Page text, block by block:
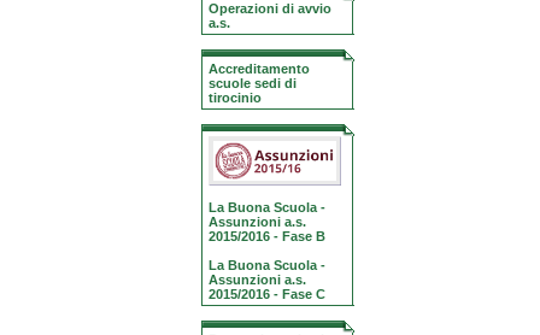
Operazioni di avvio
a.s.
Accreditamento
scuole sedi di
tirocinio
La Buona Scuola -
Assunzioni a.s.
2015/2016 - Fase B
La Buona Scuola -
Assunzioni a.s.
2015/2016 - Fase C